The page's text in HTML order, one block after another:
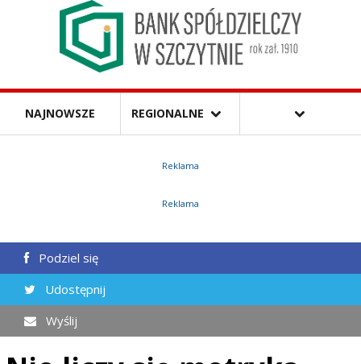
NAJNOWSZE REGIONALNE
Reklama
Reklama
Podziel się
Udostępnij
Wyślij